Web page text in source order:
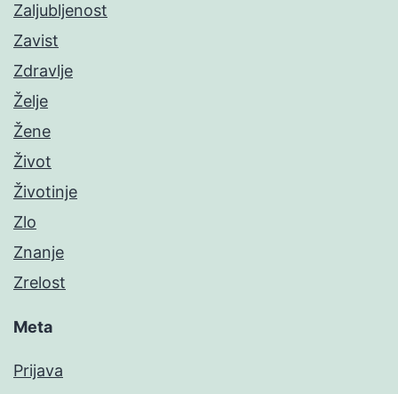
Zaljubljenost
Zavist
Zdravlje
Želje
Žene
Život
Životinje
Zlo
Znanje
Zrelost
Meta
Prijava